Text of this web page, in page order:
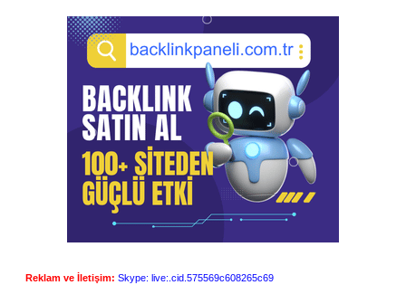
Reklam ve İletişim: Skype: live:.cid.575569c608265c69